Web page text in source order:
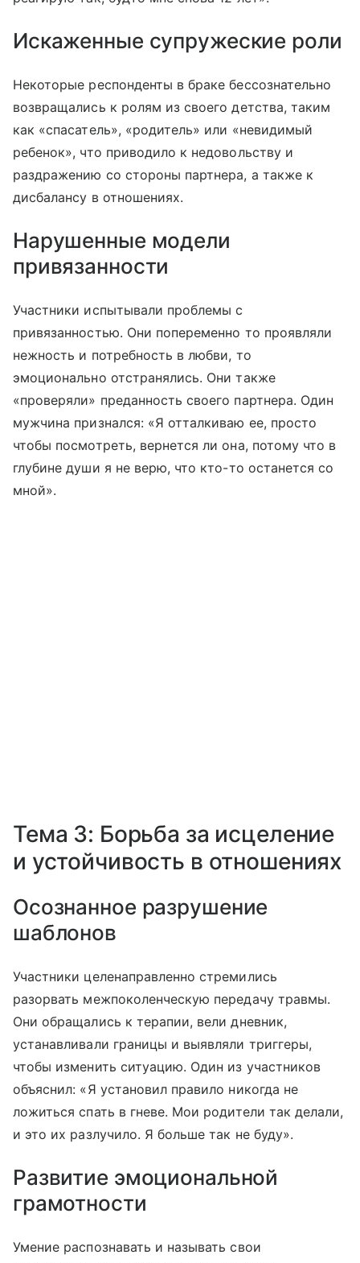
Искаженные супружеские роли
Некоторые респонденты в браке бессознательно
возвращались к ролям из своего детства, таким
как «спасатель», «родитель» или «невидимый
ребенок», что приводило к недовольству и
раздражению со стороны партнера, а также к
дисбалансу в отношениях.
Нарушенные модели
привязанности
Участники испытывали проблемы с
привязанностью. Они попеременно то проявляли
нежность и потребность в любви, то
эмоционально отстранялись. Они также
«проверяли» преданность своего партнера. Один
мужчина признался: «Я отталкиваю ее, просто
чтобы посмотреть, вернется ли она, потому что в
глубине души я не верю, что кто-то останется со
мной».
Тема 3: Борьба за исцеление
и устойчивость в отношениях
Осознанное разрушение
шаблонов
Участники целенаправленно стремились
разорвать межпоколенческую передачу травмы.
Они обращались к терапии, вели дневник,
устанавливали границы и выявляли триггеры,
чтобы изменить ситуацию. Один из участников
объяснил: «Я установил правило никогда не
ложиться спать в гневе. Мои родители так делали,
и это их разлучило. Я больше так не буду».
Развитие эмоциональной
грамотности
Умение распознавать и называть свои